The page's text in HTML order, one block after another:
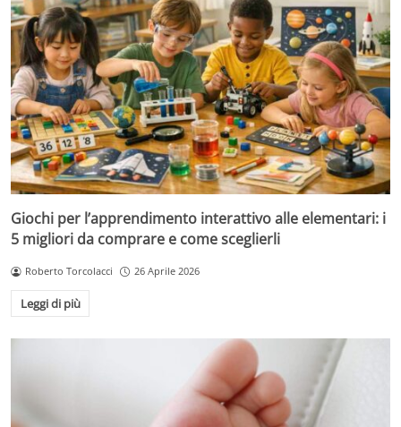
Giochi per l’apprendimento interattivo alle elementari: i
5 migliori da comprare e come sceglierli
Roberto Torcolacci 26 Aprile 2026
Leggi di più